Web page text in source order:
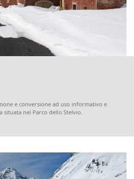
e conversione ad uso informativo e
situata nel Parco dello Stelvio.